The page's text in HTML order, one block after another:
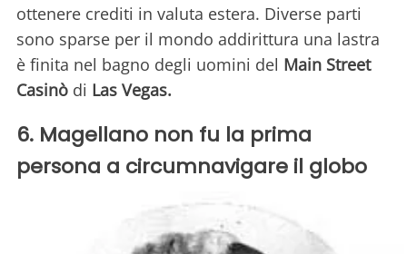
ottenere crediti in valuta estera. Diverse parti
sono sparse per il mondo addirittura una lastra
è finita nel bagno degli uomini del Main Street
Casinò di Las Vegas.
6. Magellano non fu la prima
persona a circumnavigare il globo